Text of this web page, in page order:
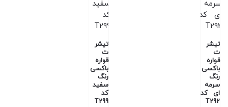
تیشر
ت
قواره
باکسی
رنگ
سرمه
ای کد
T292
تیشر
ت
قواره
باکسی
رنگ
سفید
کد
T299